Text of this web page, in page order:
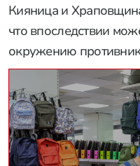
Кияница и
что впоследствии
окружению